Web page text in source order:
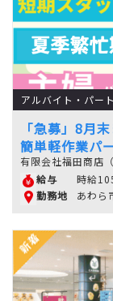
アルバイト・パート
「急募」8月
簡単軽作業パ
有限会社福田商店
給与
時給
勤務地
あわら